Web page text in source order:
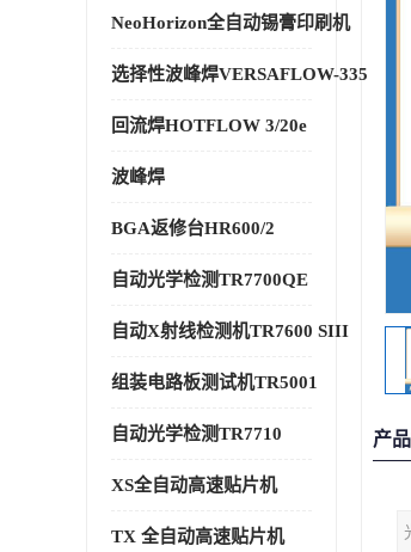
NeoHorizon全自动锡膏印刷机
选择性波峰焊VERSAFLOW-335
回流焊HOTFLOW 3/20e
波峰焊
BGA返修台HR600/2
自动光学检测TR7700QE
自动X射线检测机TR7600 SIII
组装电路板测试机TR5001
自动光学检测TR7710
XS全自动高速贴片机
TX 全自动高速贴片机
产